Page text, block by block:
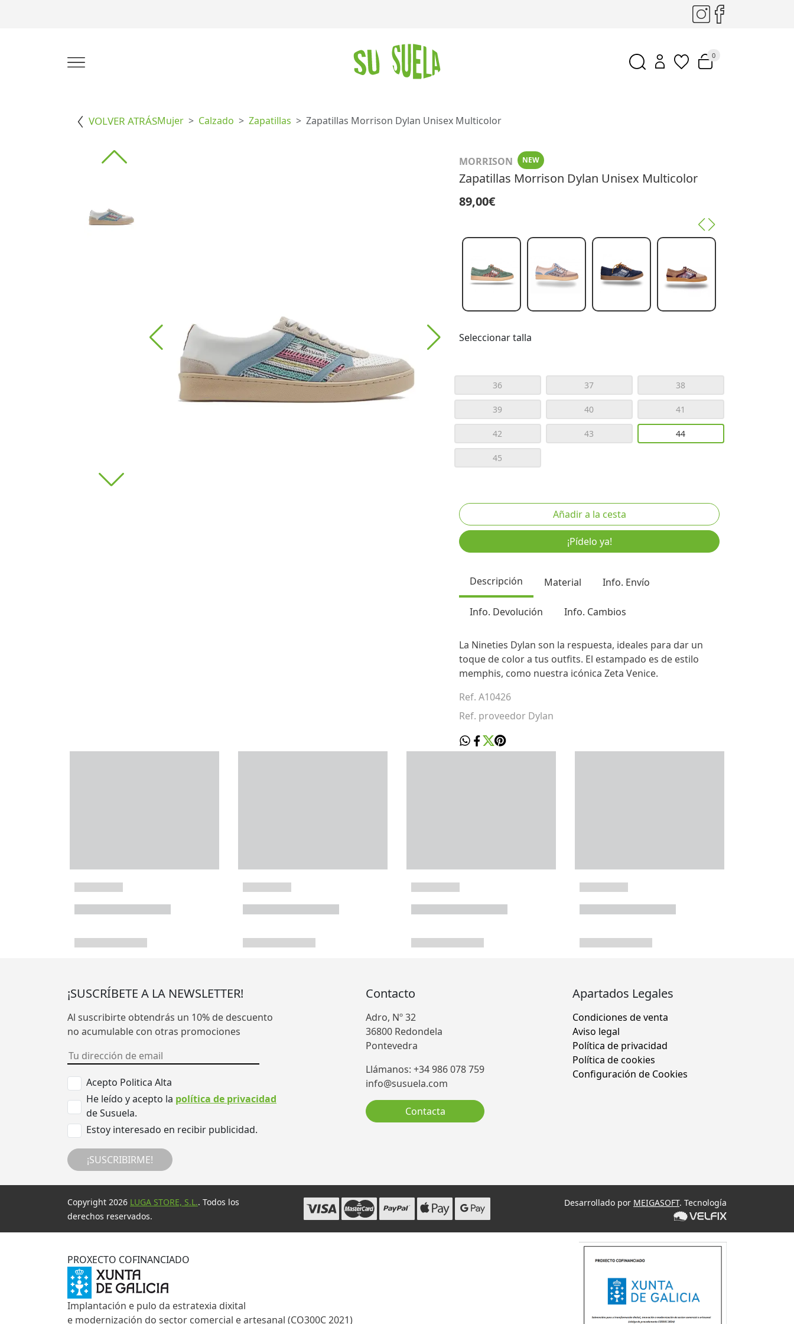
0
VOLVER ATRÁSMujer Calzado Zapatillas Zapatillas Morrison Dylan Unisex Multicolor
MORRISON NEW
Zapatillas Morrison Dylan Unisex Multicolor
89,00€
Seleccionar talla
36 37 38
39 40 41
42 43 44
45
¡Pídelo ya!
Descripción Material Info. Envío
Info. Devolución Info. Cambios
La Nineties Dylan son la respuesta, ideales para dar un
toque de color a tus outfits. El estampado es de estilo
memphis, como nuestra icónica Zeta Venice.
Ref. A10426
Ref. proveedor Dylan
¡SUSCRÍBETE A LA NEWSLETTER!
Al suscribirte obtendrás un 10% de descuento
no acumulable con otras promociones
Acepto Politica Alta
He leído y acepto la política de privacidad
de Susuela.
Estoy interesado en recibir publicidad.
¡SUSCRIBIRME!
Contacto
Adro, Nº 32
36800 Redondela
Pontevedra
Llámanos: +34 986 078 759
info@susuela.com
Contacta
Apartados Legales
Condiciones de venta
Aviso legal
Política de privacidad
Política de cookies
Configuración de Cookies
Copyright 2026 LUGA STORE, S.L.. Todos los
derechos reservados.
Desarrollado por MEIGASOFT. Tecnología
PROXECTO COFINANCIADO
Implantación e pulo da estratexia dixital
e modernización do sector comercial e artesanal (CO300C 2021)